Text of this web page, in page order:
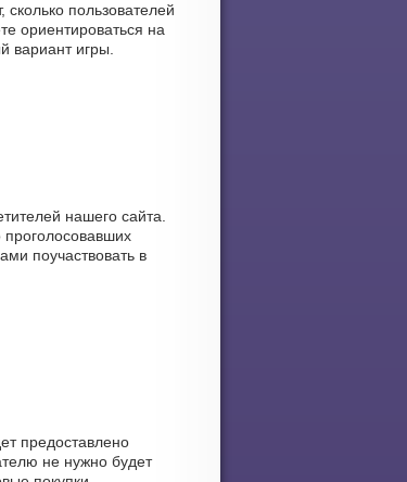
пользователей
ориентироваться на
вариант игры.
нашего сайта.
поучаствовать в
предоставлено
не нужно будет